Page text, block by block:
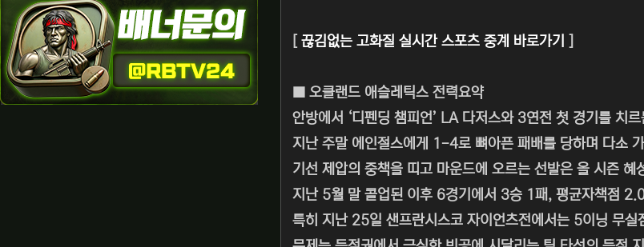
끊김없는 고화질 실시간 스포츠 중계 바로가기
■ 오클랜드 애슬레틱스 전력요약
안방에서 ‘디펜딩 챔피언’ LA 다저스와 3연전 첫 경기를 치
지난 주말 에인절스에게 1-4로 뼈아픈 패배를 당하며 다소
기선 제압의 중책을 띠고 마운드에 오르는 선발은 올 시즌
지난 5월 말 콜업된 이후 6경기에서 3승 1패, 평균자책점
특히 지난 25일 샌프란시스코 자이언츠전에서는 5이닝 무